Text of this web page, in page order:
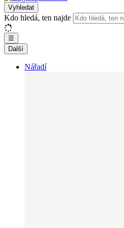
Vyhledat
Kdo hledá, ten najde
☰
Další
Nářadí